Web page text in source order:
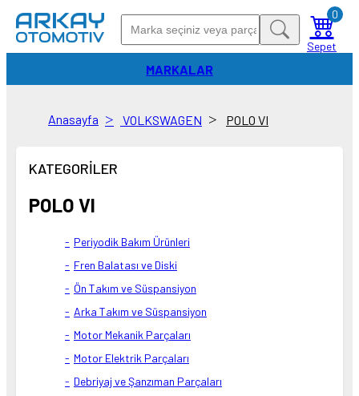
0
Sepet
MARKALAR
Anasayfa VOLKSWAGEN POLO VI
KATEGORİLER
POLO VI
Periyodik Bakım Ürünleri
Fren Balatası ve Diski
Ön Takım ve Süspansiyon
Arka Takım ve Süspansiyon
Motor Mekanik Parçaları
Motor Elektrik Parçaları
Debriyaj ve Şanzıman Parçaları